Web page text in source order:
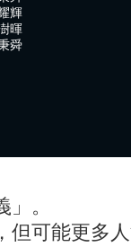
輝
暉
舜
。
但可能更多